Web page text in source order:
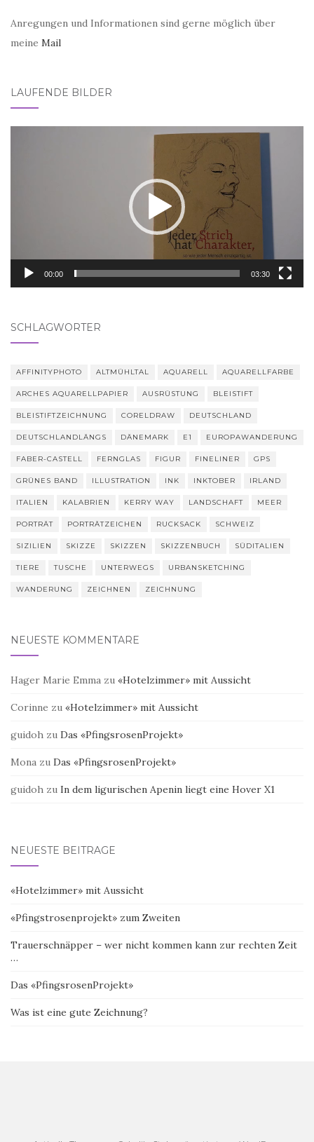
Anregungen und Informationen sind gerne möglich über
meine Mail
LAUFENDE BILDER
00:00 03:30
SCHLAGWÖRTER
AFFINITYPHOTO ALTMÜHLTAL AQUARELL AQUARELLFARBE
ARCHES AQUARELLPAPIER AUSRÜSTUNG BLEISTIFT
BLEISTIFTZEICHNUNG CORELDRAW DEUTSCHLAND
DEUTSCHLANDLÄNGS DÄNEMARK E1 EUROPAWANDERUNG
FABER-CASTELL FERNGLAS FIGUR FINELINER GPS
GRÜNES BAND ILLUSTRATION INK INKTOBER IRLAND
ITALIEN KALABRIEN KERRY WAY LANDSCHAFT MEER
PORTRÄT PORTRÄTZEICHEN RUCKSACK SCHWEIZ
SIZILIEN SKIZZE SKIZZEN SKIZZENBUCH SÜDITALIEN
TIERE TUSCHE UNTERWEGS URBANSKETCHING
WANDERUNG ZEICHNEN ZEICHNUNG
NEUESTE KOMMENTARE
Hager Marie Emma zu «Hotelzimmer» mit Aussicht
Corinne zu «Hotelzimmer» mit Aussicht
guidoh zu Das «PfingsrosenProjekt»
Mona zu Das «PfingsrosenProjekt»
guidoh zu In dem ligurischen Apenin liegt eine Hover X1
NEUESTE BEITRÄGE
«Hotelzimmer» mit Aussicht
«Pfingstrosenprojekt» zum Zweiten
Trauerschnäpper – wer nicht kommen kann zur rechten Zeit
…
Das «PfingsrosenProjekt»
Was ist eine gute Zeichnung?